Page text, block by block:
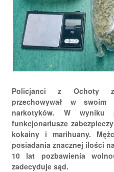
Policjanci z Ochoty
przechowywał w swoim
narkotyków. W wyniku
funkcjonariusze
kokainy i marihuany.
posiadania znacznej ilości
10 lat pozbawienia
zadecyduje sąd.